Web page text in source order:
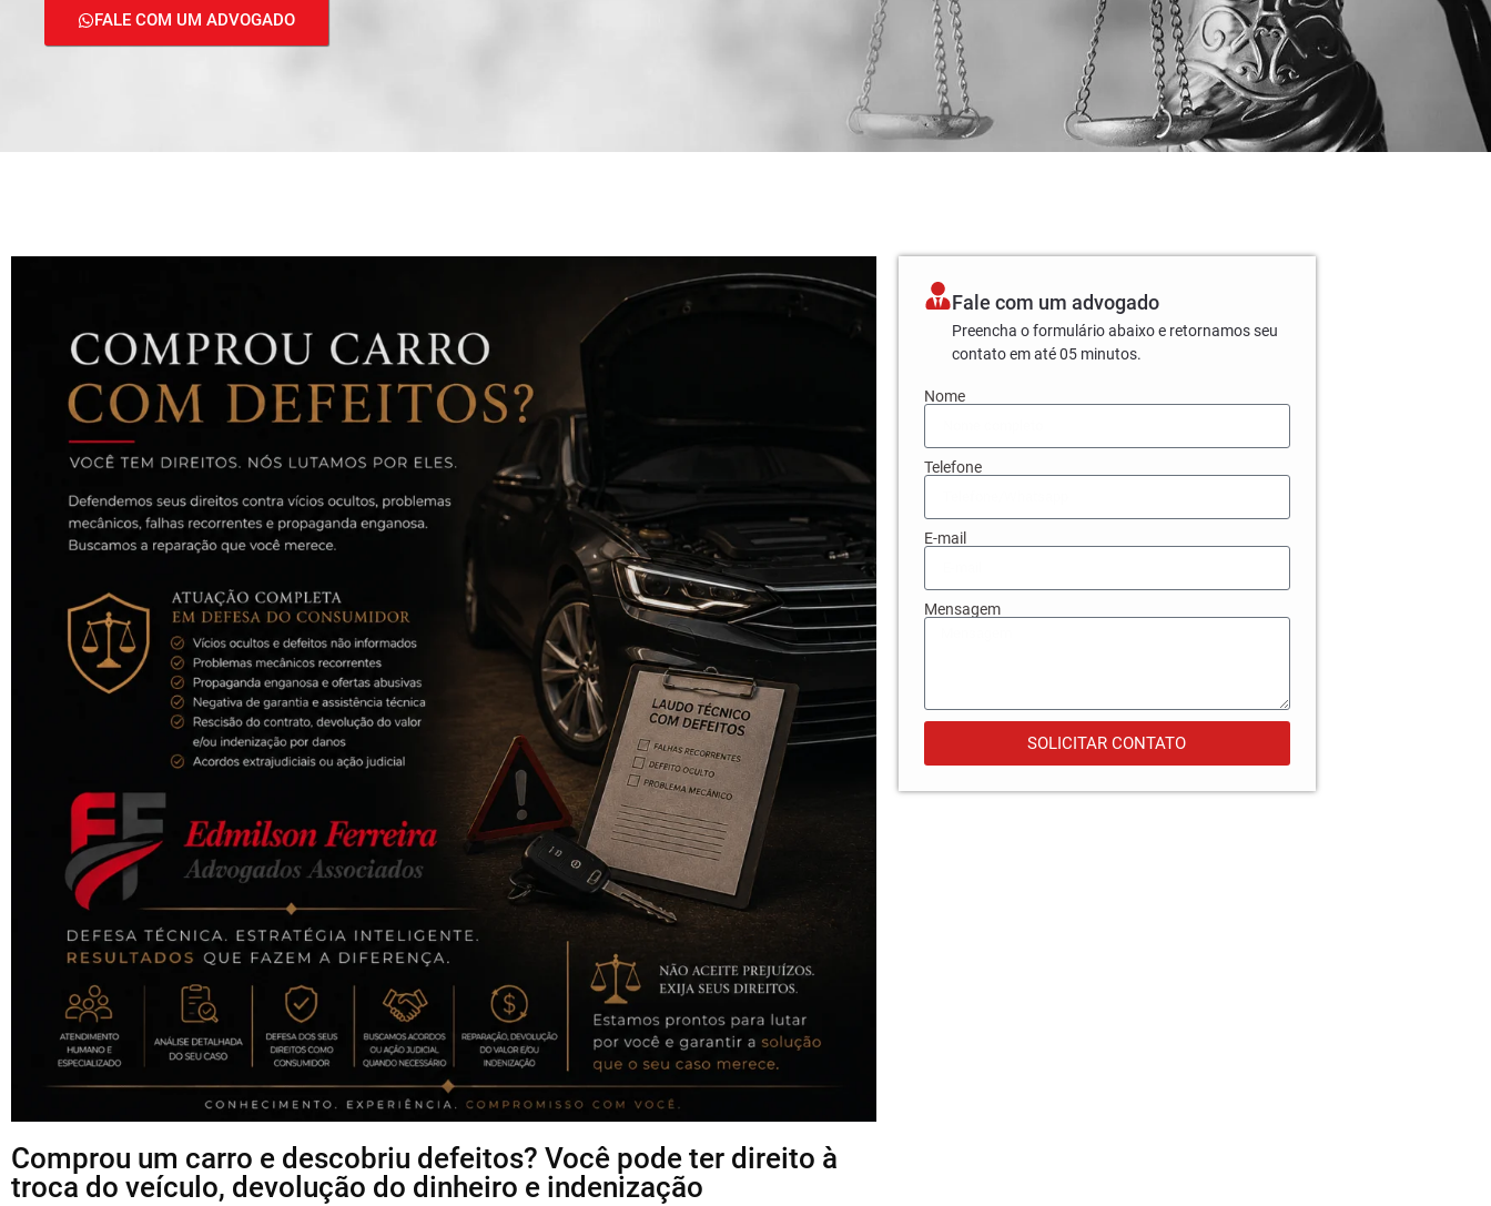
FALE COM UM ADVOGADO
Comprou um carro e descobriu defeitos? Você pode ter direito à
troca do veículo, devolução do dinheiro e indenização
Fale com um advogado
Preencha o formulário abaixo e retornamos seu
contato em até 05 minutos.
Nome
Telefone
E-mail
Mensagem
SOLICITAR CONTATO